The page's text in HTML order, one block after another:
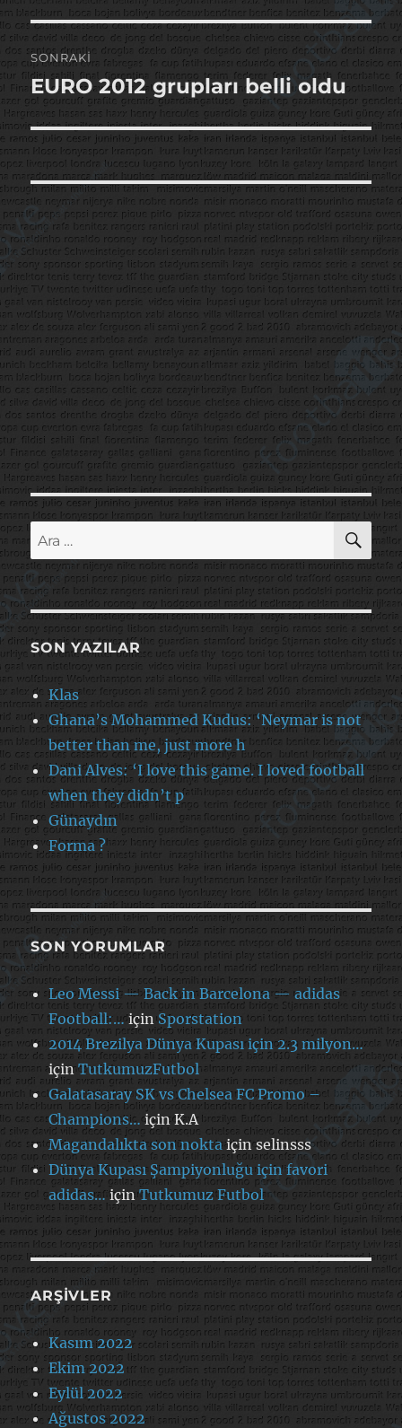
SONRAKI
Sonraki
yazı:
EURO 2012 grupları belli oldu
Ara:
SON YAZILAR
Klas
Ghana’s Mohammed Kudus: ‘Neymar is not
better than me, just more h
Dani Alves: ‘I love this game. I loved football
when they didn’t p
Günaydın
Forma ?
SON YORUMLAR
Leo Messi — Back in Barcelona — adidas
Football:…için Sporstation
2014 Brezilya Dünya Kupası için 2.3 milyon…
içinTutkumuzFutbol
Galatasaray SK vs Chelsea FC Promo –
Champions…içinK.A
Magandalıkta son nokta içinselinsss
Dünya Kupası Şampiyonluğu için favori
adidas… içinTutkumuz Futbol
ARŞIVLER
Kasım 2022
Ekim 2022
Eylül 2022
Ağustos 2022